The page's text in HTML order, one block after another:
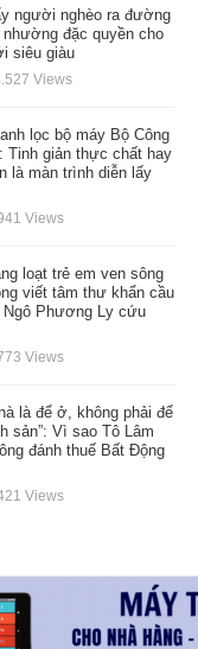
người nghèo ra đường
nhường đặc quyền cho
siêu giàu
Views
lọc bộ máy Bộ Công
Tinh giản thực chất hay
là màn trình diễn lấy
Views
loạt trẻ em ven sông
viết tâm thư khẩn cầu
Ngô Phương Ly cứu
Views
là để ở, không phải để
sản”: Vì sao Tô Lâm
đánh thuế Bất Động
Views